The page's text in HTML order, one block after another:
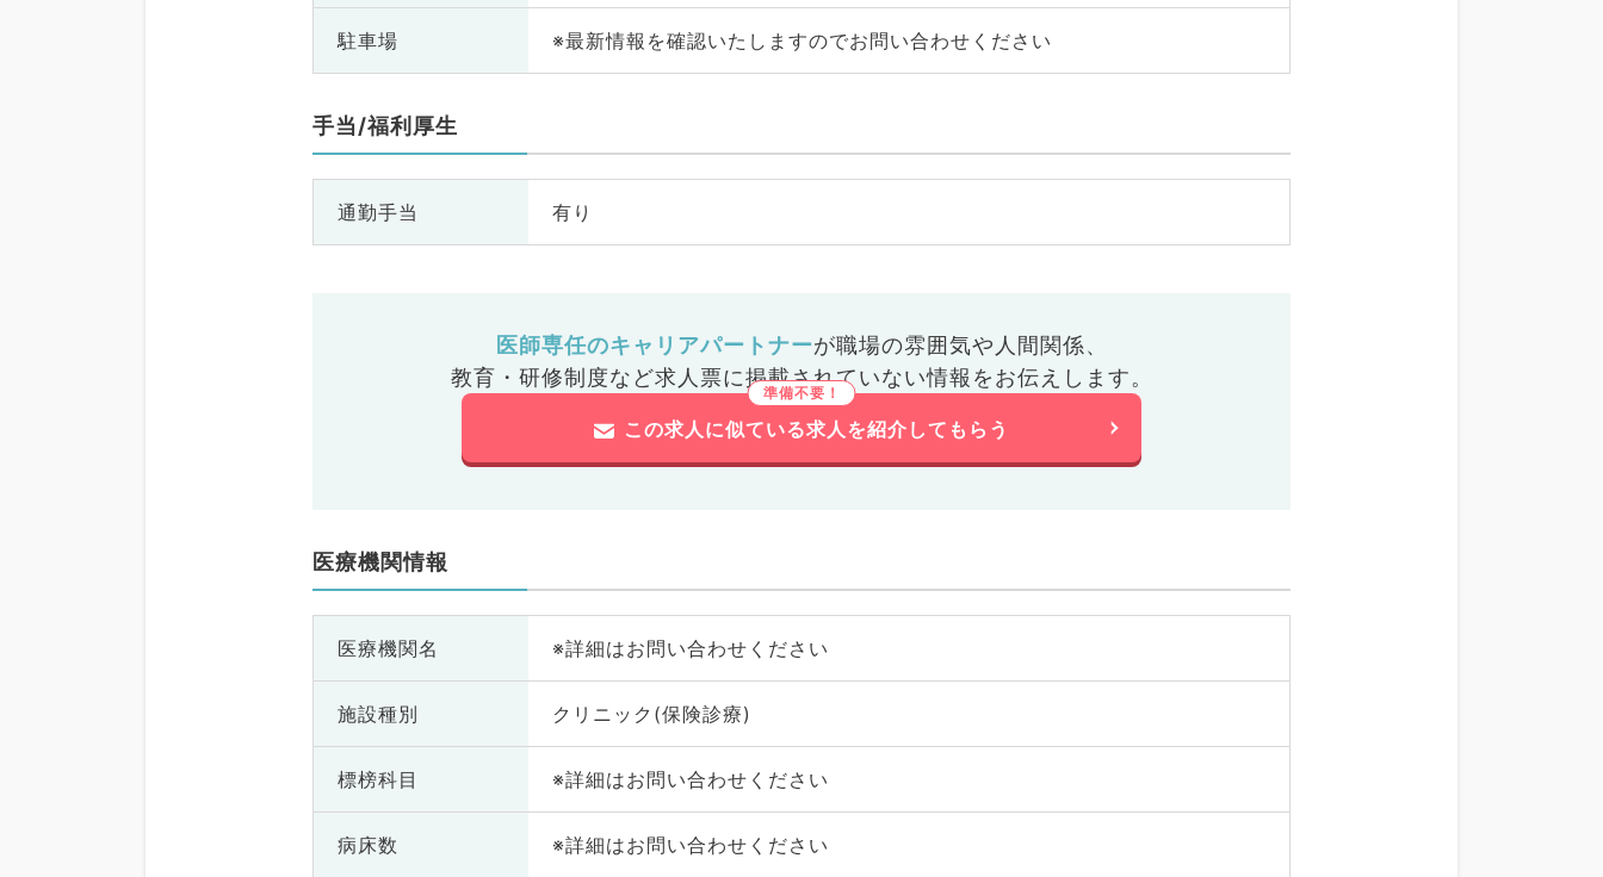
駐車場 ※最新情報を確認いたしますのでお問い合わせください
手当/福利厚生
通勤手当 有り
医師専任のキャリアパートナーが職場の雰囲気や人間関係、
教育・研修制度など求人票に掲載されていない情報をお伝えします。
この求人に似ている求人を紹介してもらう
医療機関情報
医療機関名 ※詳細はお問い合わせください
施設種別 クリニック(保険診療)
標榜科目 ※詳細はお問い合わせください
病床数 ※詳細はお問い合わせください